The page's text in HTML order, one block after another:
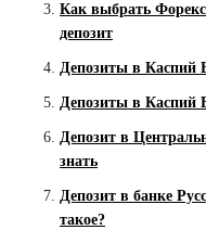
Как выбрать
депозит
Депозиты в Каспий
Депозиты в Каспий
Депозит в
знать
Депозит в банке
такое?